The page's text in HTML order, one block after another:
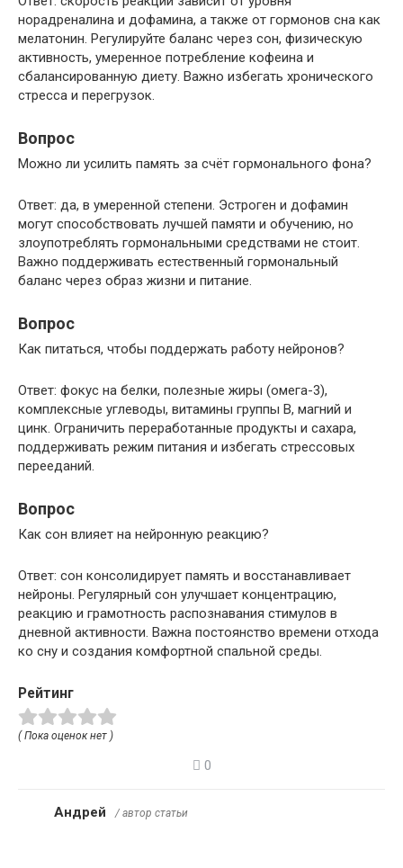
норадреналина и дофамина, а также от гормонов сна как
мелатонин. Регулируйте баланс через сон, физическую
активность, умеренное потребление кофеина и
сбалансированную диету. Важно избегать хронического
стресса и перегрузок.
Вопрос
Можно ли усилить память за счёт гормонального фона?
Ответ: да, в умеренной степени. Эстроген и дофамин
могут способствовать лучшей памяти и обучению, но
злоупотреблять гормональными средствами не стоит.
Важно поддерживать естественный гормональный
баланс через образ жизни и питание.
Вопрос
Как питаться, чтобы поддержать работу нейронов?
Ответ: фокус на белки, полезные жиры (омега-3),
комплексные углеводы, витамины группы B, магний и
цинк. Ограничить переработанные продукты и сахара,
поддерживать режим питания и избегать стрессовых
перееданий.
Вопрос
Как сон влияет на нейронную реакцию?
Ответ: сон консолидирует память и восстанавливает
нейроны. Регулярный сон улучшает концентрацию,
реакцию и грамотность распознавания стимулов в
дневной активности. Важна постоянство времени отхода
ко сну и создания комфортной спальной среды.
Рейтинг
( Пока оценок нет )
0
Андрей / автор статьи